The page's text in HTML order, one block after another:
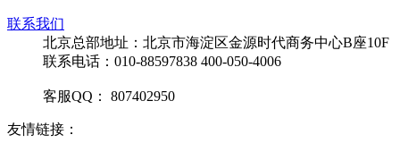
联系我们
北京总部地址：北京市海淀区金源时代商务中心B座10F
联系电话：010-88597838 400-050-4006
客服QQ： 807402950
友情链接：